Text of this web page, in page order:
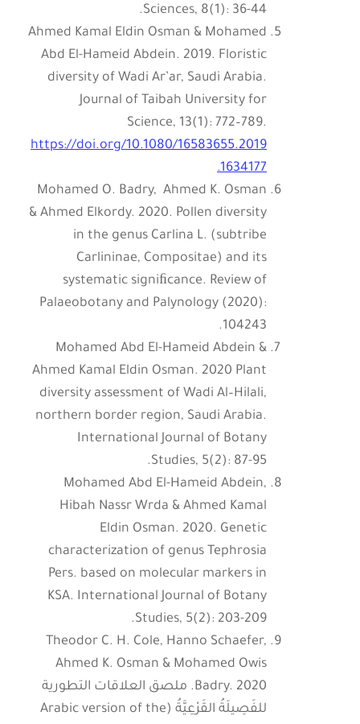
Sciences, 8(1): 36-44.
Ahmed Kamal Eldin Osman & Mohamed
Abd El-Hameid Abdein. 2019. Floristic
diversity of Wadi Ar’ar, Saudi Arabia.
Journal of Taibah University for
Science, 13(1): 772–789.
https://doi.org/10.1080/16583655.2019
.1634177
Mohamed O. Badry, Ahmed K. Osman
& Ahmed Elkordy. 2020. Pollen diversity
in the genus Carlina L. (subtribe
Carlininae, Compositae) and its
systematic signiﬁcance. Review of
Palaeobotany and Palynology (2020):
104243.‏
Mohamed Abd El-Hameid Abdein &
Ahmed Kamal Eldin Osman. 2020 Plant
diversity assessment of Wadi Al–Hilali,
northern border region, Saudi Arabia.
International Journal of Botany
Studies, 5(2): 87-95.
Mohamed Abd El-Hameid Abdein,
Hibah Nassr Wrda & Ahmed Kamal
Eldin Osman. 2020. Genetic
characterization of genus Tephrosia
Pers. based on molecular markers in
KSA. International Journal of Botany
Studies, 5(2): 203-209.
Theodor C. H. Cole, Hanno Schaefer,
Ahmed K. Osman & Mohamed Owis
Badry. 2020. ملصق العلاقات التطورية
للفَصِيلَةُ القَرْعِيَّةُ (Arabic version of the